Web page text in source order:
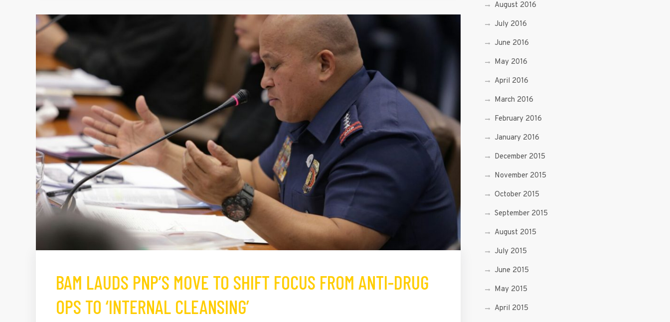
BAM LAUDS PNP’S MOVE TO SHIFT FOCUS FROM ANTI-DRUG
OPS TO ‘INTERNAL CLEANSING’
August 2016
July 2016
June 2016
May 2016
April 2016
March 2016
February 2016
January 2016
December 2015
November 2015
October 2015
September 2015
August 2015
July 2015
June 2015
May 2015
April 2015